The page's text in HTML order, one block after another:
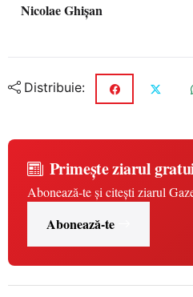
Nicolae Ghişan
Distribuie:
Primește ziarul
Abonează-te și citești ziarul
Abonează-te